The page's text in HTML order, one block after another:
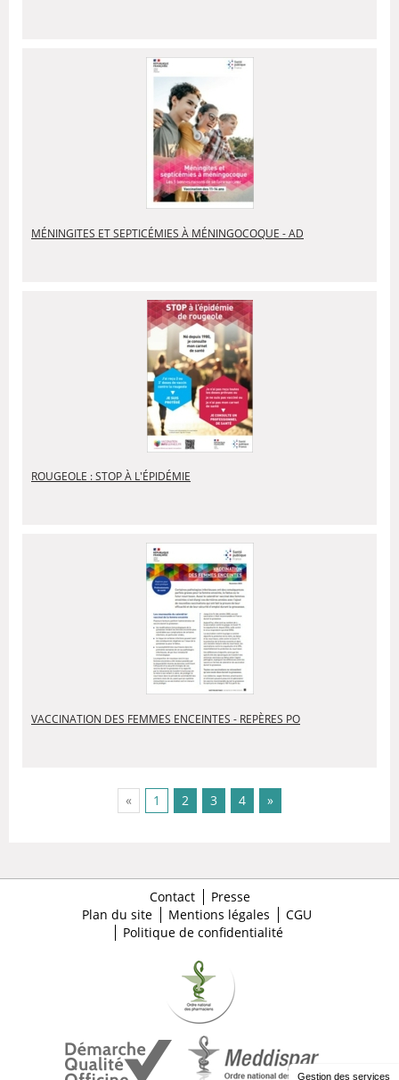
MÉNINGITES ET SEPTICÉMIES À MÉNINGOCOQUE - AD
ROUGEOLE : STOP À L'ÉPIDÉMIE
VACCINATION DES FEMMES ENCEINTES - REPÈRES PO
« 1 (current)
2 3 4 »
Contact
Presse
Plan du site
Mentions légales
CGU
Politique de confidentialité
Gestion des services